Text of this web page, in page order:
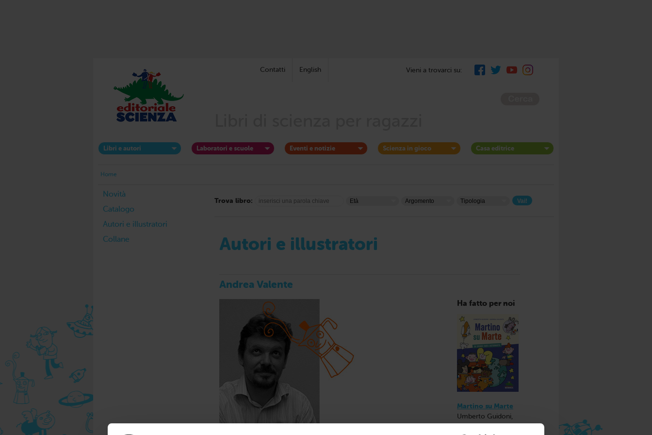
Contatti English Vieni a trovarci su:
Libri e autori Laboratori e scuole Eventi e notizie Scienza in gioco Casa editrice
Home
Novità
Catalogo
Autori e illustratori
Collane
Trova libro:
Autori e illustratori
Andrea Valente
Ha fatto per noi
Martino su Marte
Umberto Guidoni,